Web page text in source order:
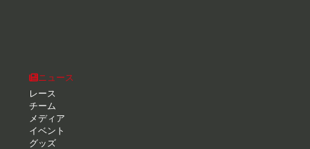
ニュース
レース
チーム
メディア
イベント
グッズ